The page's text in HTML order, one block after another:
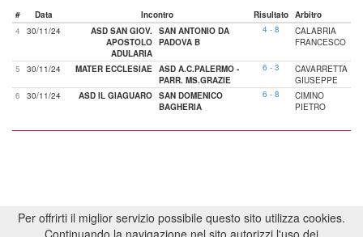
# Data Incontro Risultato Arbitro
4
30/11/24
ASD SAN GIOV.
APOSTOLO
ADULARIA
SAN ANTONIO DA
PADOVA B
4 - 8
CALABRIA
FRANCESCO
5 30/11/24 MATER ECCLESIAE ASD A.C.PALERMO -
PARR. MS.GRAZIE
6 - 3
CAVARRETTA
GIUSEPPE
6
30/11/24 ASD IL GIAGUARO SAN DOMENICO
BAGHERIA
6 - 8
CIMINO
PIETRO
Per offrirti il miglior servizio possibile questo sito utilizza cookies.
Continuando la navigazione nel sito autorizzi l'uso dei